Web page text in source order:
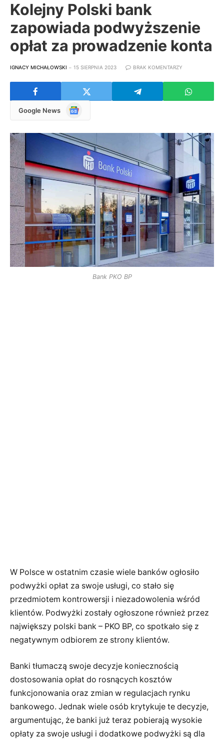
Kolejny Polski bank
zapowiada podwyższenie
opłat za prowadzenie konta
IGNACY MICHAŁOWSKI 15 SIERPNIA 2023 BRAK KOMENTARZY
Google News
Google
Bank PKO BP
W Polsce w ostatnim czasie wiele banków ogłosiło
podwyżki opłat za swoje usługi, co stało się
przedmiotem kontrowersji i niezadowolenia wśród
klientów. Podwyżki zostały ogłoszone również przez
największy polski bank – PKO BP, co spotkało się z
negatywnym odbiorem ze strony klientów.
Banki tłumaczą swoje decyzje koniecznością
dostosowania opłat do rosnących kosztów
funkcjonowania oraz zmian w regulacjach rynku
bankowego. Jednak wiele osób krytykuje te decyzje,
argumentując, że banki już teraz pobierają wysokie
opłaty za swoje usługi i dodatkowe podwyżki są dla